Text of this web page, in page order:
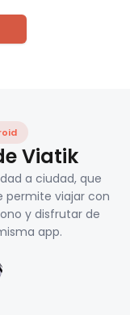
Viatik
a ciudad, que
permite viajar con
y disfrutar de
app.